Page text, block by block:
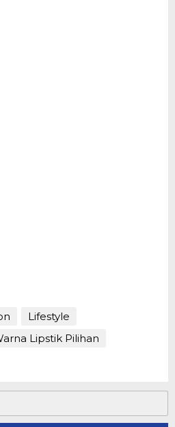
Lifestyle
Lipstik Pilihan